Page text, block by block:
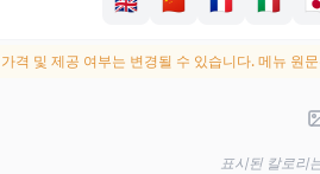
격 및 제공 여부는 변경될 수 있습니다.메뉴 원문
표시된 칼로리